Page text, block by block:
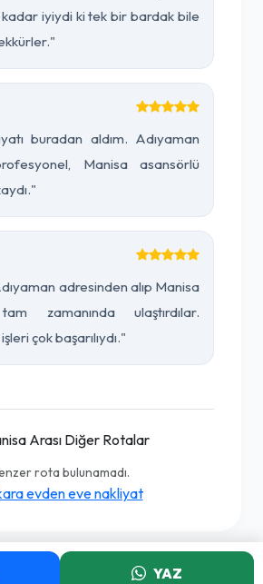
iyiydi ki tek bir bardak bile
buradan aldım. Adıyaman
Manisa asansörlü
adresinden alıp Manisa
zamanında ulaştırdılar.
çok başarılıydı."
Arası Diğer Rotalar
rota bulunamadı.
evden eve nakliyat
YAZ